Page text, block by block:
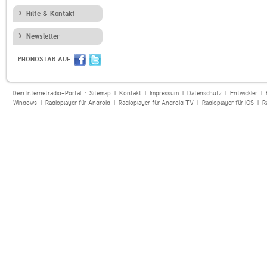
Hilfe & Kontakt
Newsletter
PHONOSTAR AUF
Dein Internetradio-Portal : Sitemap| Kontakt| Impressum| Datenschutz| Entwickler|
Windows| Radioplayer für Android| Radioplayer für Android TV| Radioplayer für iOS|